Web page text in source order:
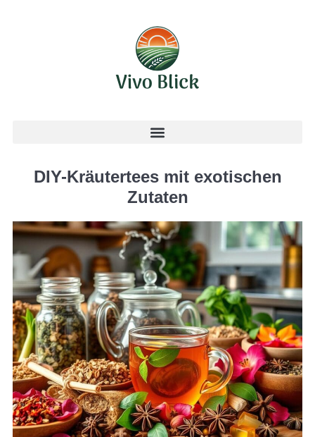
DIY-Kräutertees mit exotischen
Zutaten